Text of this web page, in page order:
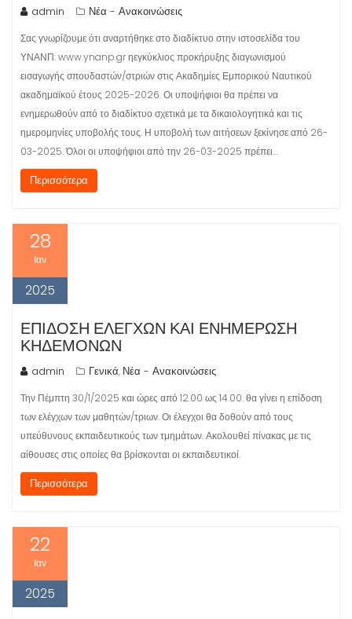
admin Νέα - Ανακοινώσεις
Σας γνωρίζουμε ότι αναρτήθηκε στο διαδίκτυο στην ιστοσελίδα του
ΥΝΑΝΠ: www.ynanp.gr ηεγκύκλιος προκήρυξης διαγωνισμού
εισαγωγής σπουδαστών/στριών στις Ακαδημίες Εμπορικού Ναυτικού
ακαδημαϊκού έτους 2025-2026. Οι υποψήφιοι θα πρέπει να
ενημερωθούν από το διαδίκτυο σχετικά με τα δικαιολογητικά και τις
ημερομηνίες υποβολής τους. Η υποβολή των αιτήσεων ξεκίνησε από 26-
03-2025. Όλοι οι υποψήφιοι από την 26-03-2025 πρέπει…
Περισσότερα
28
Ιαν
2025
ΕΠΊΔΟΣΗ ΕΛΈΓΧΩΝ ΚΑΙ ΕΝΗΜΈΡΩΣΗ
ΚΗΔΕΜΌΝΩΝ
admin Γενικά, Νέα - Ανακοινώσεις
Την Πέμπτη 30/1/2025 και ώρες από 12.00 ως 14.00. θα γίνει η επίδοση
των ελέγχων των μαθητών/τριων. Οι έλεγχοι θα δοθούν από τους
υπεύθυνους εκπαιδευτικούς των τμημάτων. Ακολουθεί πίνακας με τις
αίθουσες στις οποίες θα βρίσκονται οι εκπαιδευτικοί.
Περισσότερα
22
Ιαν
2025